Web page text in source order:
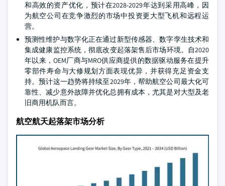
和高效的资产优化，预计在2028-2029年达到采用高峰，因
为航空公司在竞争激烈的市场中投资更大型飞机和远程运
营。
预测性维护与数字化正在通过新型传感器、数字孪生技术和
集成健康监控系统，彻底改变起落架售后市场环境。自2020
年以来，OEM厂商与MRO供应商提供的数据驱动服务在提升
零部件寿命与大修规划方面表现优异，并获得充足资金支
持。预计这一趋势将持续至2029年，帮助航空公司最大化可
靠性、减少意外故障并优化总拥有成本，尤其是对大型及老
旧商用机队而言。
航空航天起落架市场分析